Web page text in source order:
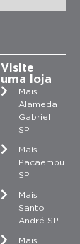
Visite
uma loja
Mais
Alameda
Gabriel
SP
Mais
Pacaembu
SP
Mais
Santo
André SP
Mais